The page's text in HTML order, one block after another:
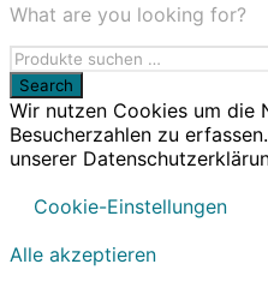
What are you looking for?
Wir nutzen Cookies um die
Besucherzahlen zu
unserer
Cookie-Einstellungen
Alle akzeptieren